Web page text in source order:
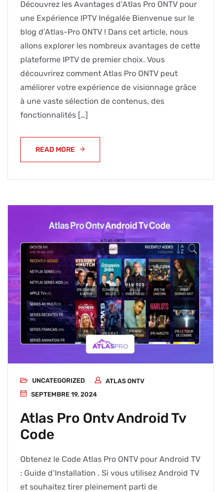
Découvrez les Avantages d’Atlas Pro ONTV pour
une Expérience IPTV Inégalée Bienvenue sur le
blog d’Atlas-Pro ONTV ! Dans cet article, nous
allons explorer les nombreux avantages de cette
plateforme IPTV de premier choix. Vous
découvrirez comment Atlas Pro ONTV peut
améliorer votre expérience de visionnage grâce
à une vaste sélection de contenus, des
fonctionnalités […]
READ MORE
UNCATEGORIZED
ATLAS ONTV
SEPTEMBRE 19, 2024
Atlas Pro Ontv Android Tv
Code
Obtenez le Code Atlas Pro ONTV pour Android TV
: Guide d’Installation . Si vous utilisez Android TV
et souhaitez tirer pleinement parti de